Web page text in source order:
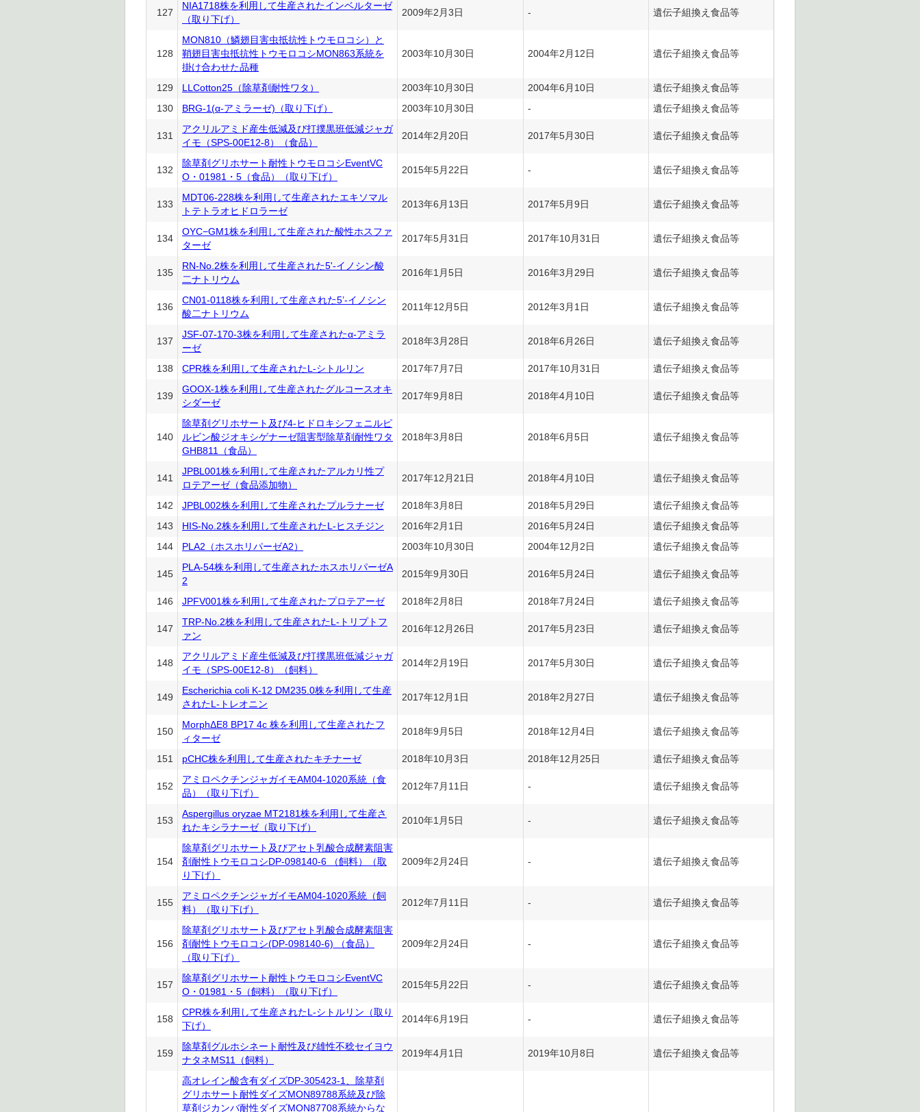
127
NIA1718株を利用して生産されたインベルターゼ
（取り下げ）
2009年2月3日 - 遺伝子組換え食品等
128
MON810（鱗翅目害虫抵抗性トウモロコシ）と
鞘翅目害虫抵抗性トウモロコシMON863系統を
掛け合わせた品種
2003年10月30日 2004年2月12日 遺伝子組換え食品等
129 LLCotton25（除草剤耐性ワタ） 2003年10月30日 2004年6月10日
遺伝子組換え食品等
130
BRG-1(α-アミラーゼ)（取り下げ） 2003年10月30日 - 遺伝子組換え食品等
131
アクリルアミド産生低減及び打撲黒班低減ジャガ
イモ（SPS-00E12-8）（食品）
2014年2月20日 2017年5月30日 遺伝子組換え食品等
132
除草剤グリホサート耐性トウモロコシEventVC
O・01981・5（食品）（取り下げ）
2015年5月22日 - 遺伝子組換え食品等
133
MDT06-228株を利用して生産されたエキソマル
トテトラオヒドロラーゼ
2013年6月13日 2017年5月9日 遺伝子組換え食品等
134
OYC−GM1株を利用して生産された酸性ホスファ
ターゼ
2017年5月31日 2017年10月31日 遺伝子組換え食品等
135
RN-No.2株を利用して生産された5'-イノシン酸
二ナトリウム
2016年1月5日 2016年3月29日 遺伝子組換え食品等
136
CN01-0118株を利用して生産された5’-イノシン
酸二ナトリウム
2011年12月5日 2012年3月1日 遺伝子組換え食品等
137
JSF-07-170-3株を利用して生産されたα-アミラ
ーゼ
2018年3月28日 2018年6月26日 遺伝子組換え食品等
138 CPR株を利用して生産されたL-シトルリン 2017年7月7日 2017年10月31日 遺伝子組換え食品等
139
GOOX-1株を利用して生産されたグルコースオキ
シダーゼ
2017年9月8日 2018年4月10日 遺伝子組換え食品等
140
除草剤グリホサート及び4-ヒドロキシフェニルピ
ルビン酸ジオキシゲナーゼ阻害型除草剤耐性ワタ
GHB811（食品）
2018年3月8日 2018年6月5日 遺伝子組換え食品等
141
JPBL001株を利用して生産されたアルカリ性プ
ロテアーゼ（食品添加物）
2017年12月21日 2018年4月10日 遺伝子組換え食品等
142 JPBL002株を利用して生産されたプルラナーゼ 2018年3月8日 2018年5月29日
遺伝子組換え食品等
143
HIS-No.2株を利用して生産されたL-ヒスチジン 2016年2月1日 2016年5月24日
遺伝子組換え食品等
144
PLA2（ホスホリパーゼA2） 2003年10月30日 2004年12月2日 遺伝子組換え食品等
145
PLA-54株を利用して生産されたホスホリパーゼA
2
2015年9月30日 2016年5月24日 遺伝子組換え食品等
146 JPFV001株を利用して生産されたプロテアーゼ 2018年2月8日 2018年7月24日 遺伝子組換え食品等
147
TRP-No.2株を利用して生産されたL-トリプトフ
ァン
2016年12月26日 2017年5月23日 遺伝子組換え食品等
148
アクリルアミド産生低減及び打撲黒班低減ジャガ
イモ（SPS-00E12-8）（飼料）
2014年2月19日 2017年5月30日 遺伝子組換え食品等
149
Escherichia coli K-12 DM235.0株を利用して生産
されたL-トレオニン
2017年12月1日 2018年2月27日 遺伝子組換え食品等
150
MorphΔE8 BP17 4c 株を利用して生産されたフ
ィターゼ
2018年9月5日 2018年12月4日 遺伝子組換え食品等
151 pCHC株を利用して生産されたキチナーゼ 2018年10月3日 2018年12月25日 遺伝子組換え食品等
152
アミロペクチンジャガイモAM04-1020系統（食
品）（取り下げ）
2012年7月11日 - 遺伝子組換え食品等
153
Aspergillus oryzae MT2181株を利用して生産さ
れたキシラナーゼ（取り下げ）
2010年1月5日 - 遺伝子組換え食品等
154
除草剤グリホサート及びアセト乳酸合成酵素阻害
剤耐性トウモロコシDP-098140-6 （飼料）（取
り下げ）
2009年2月24日 - 遺伝子組換え食品等
155
アミロペクチンジャガイモAM04-1020系統（飼
料）（取り下げ）
2012年7月11日 - 遺伝子組換え食品等
156
除草剤グリホサート及びアセト乳酸合成酵素阻害
剤耐性トウモロコシ(DP-098140-6) （食品）
（取り下げ）
2009年2月24日 - 遺伝子組換え食品等
157
除草剤グリホサート耐性トウモロコシEventVC
O・01981・5（飼料）（取り下げ）
2015年5月22日 - 遺伝子組換え食品等
158
CPR株を利用して生産されたL-シトルリン（取り
下げ）
2014年6月19日 - 遺伝子組換え食品等
159
除草剤グルホシネート耐性及び雄性不稔セイヨウ
ナタネMS11（飼料）
2019年4月1日 2019年10月8日 遺伝子組換え食品等
高オレイン酸含有ダイズDP-305423-1、除草剤
グリホサート耐性ダイズMON89788系統及び除
草剤ジカンバ耐性ダイズMON87708系統からな